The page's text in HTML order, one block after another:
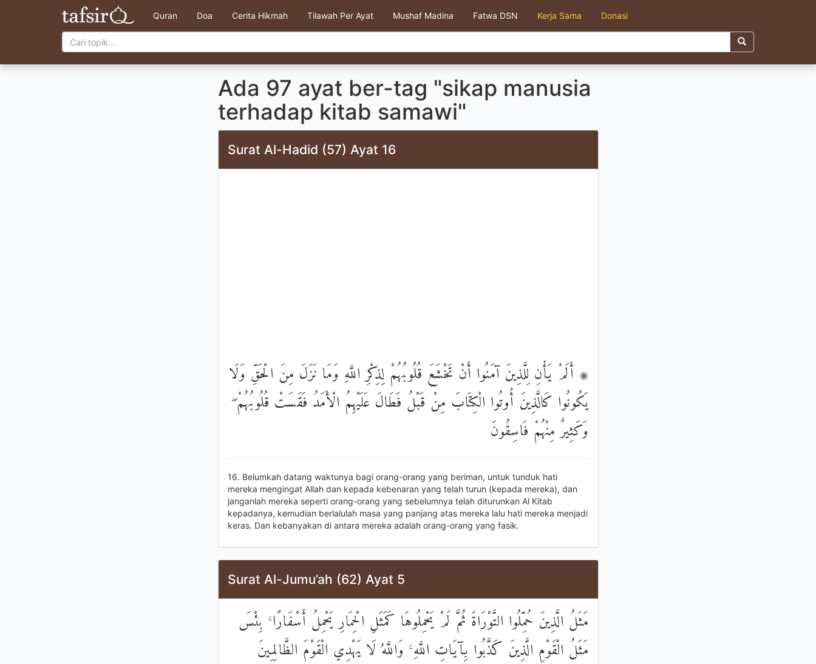
Quran Doa Cerita Hikmah Tilawah Per Ayat Mushaf Madina Fatwa DSN Kerja Sama Donasi
Ada 97 ayat ber-tag "sikap manusia
terhadap kitab samawi"
Surat Al-Hadid (57) Ayat 16
۞ أَلَمْ يَأْنِ لِلَّذِينَ آمَنُوا أَنْ تَخْشَعَ قُلُوبُهُمْ لِذِكْرِ اللَّهِ وَمَا نَزَلَ مِنَ الْحَقِّ وَلَا
يَكُونُوا كَالَّذِينَ أُوتُوا الْكِتَابَ مِنْ قَبْلُ فَطَالَ عَلَيْهِمُ الْأَمَدُ فَقَسَتْ قُلُوبُهُمْ ۖ
وَكَثِيرٌ مِنْهُمْ فَاسِقُونَ
16. Belumkah datang waktunya bagi orang-orang yang beriman, untuk tunduk hati
mereka mengingat Allah dan kepada kebenaran yang telah turun (kepada mereka), dan
janganlah mereka seperti orang-orang yang sebelumnya telah diturunkan Al Kitab
kepadanya, kemudian berlalulah masa yang panjang atas mereka lalu hati mereka menjadi
keras. Dan kebanyakan di antara mereka adalah orang-orang yang fasik.
Surat Al-Jumu’ah (62) Ayat 5
مَثَلُ الَّذِينَ حُمِّلُوا التَّوْرَاةَ ثُمَّ لَمْ يَحْمِلُوهَا كَمَثَلِ الْحِمَارِ يَحْمِلُ أَسْفَارًا ۚ بِئْسَ
مَثَلُ الْقَوْمِ الَّذِينَ كَذَّبُوا بِآيَاتِ اللَّهِ ۚ وَاللَّهُ لَا يَهْدِي الْقَوْمَ الظَّالِمِينَ